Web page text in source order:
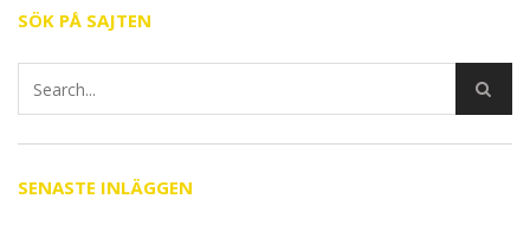
SÖK PÅ SAJTEN
SENASTE INLÄGGEN